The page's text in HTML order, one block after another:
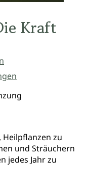
Kraft
zu
und Sträuchern
jedes Jahr zu